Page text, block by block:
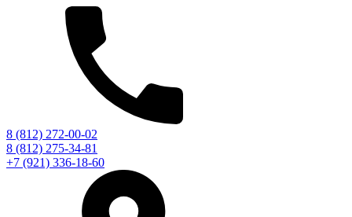
8 (812) 272-00-02
8 (812) 275-34-81
+7 (921) 336-18-60